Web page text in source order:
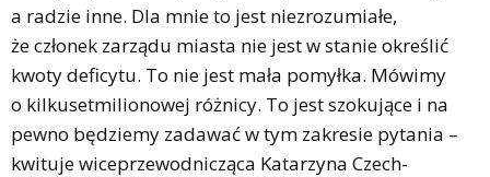
a radzie inne. Dla mnie to jest niezrozumiałe,
że członek zarządu miasta nie jest w stanie określić
kwoty deficytu. To nie jest mała pomyłka. Mówimy
o kilkusetmilionowej różnicy. To jest szokujące i na
pewno będziemy zadawać w tym zakresie pytania –
kwituje wiceprzewodnicząca Katarzyna Czech-